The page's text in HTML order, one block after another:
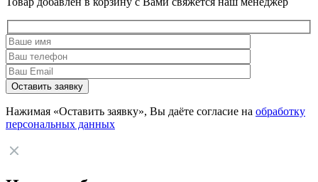
Нажимая «Оставить заявку», Вы даёте согласие на обработку
персональных данных